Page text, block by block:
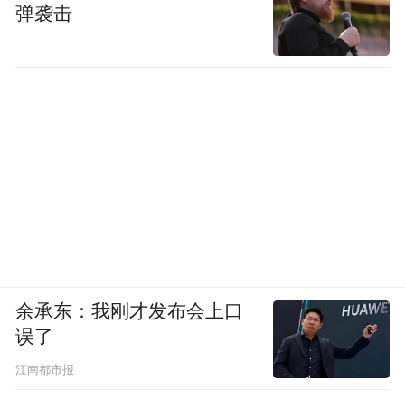
弹袭击
余承东：我刚才发布会上口
误了
江南都市报